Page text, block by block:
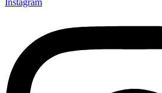
Instagram